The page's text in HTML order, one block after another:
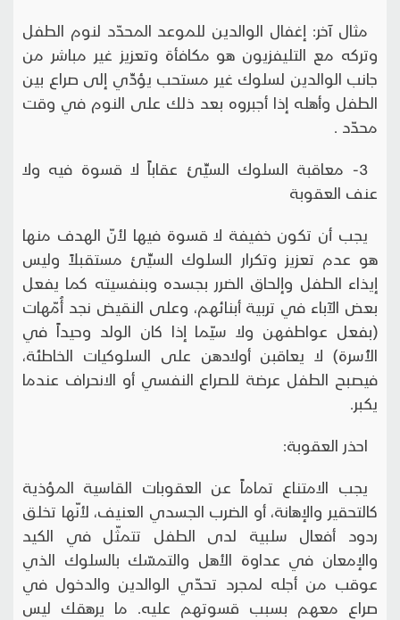
مثال آخر: إغفال الوالدين للموعد المحدّد لنوم الطفل
وتركه مع التليفزيون هو مكافأة وتعزيز غير مباشر من
جانب الوالدين لسلوك غير مستحب يؤدِّي إلى صراع بين
الطفل وأهله إذا أجبروه بعد ذلك على النوم في وقت
محدّد .
3- معاقبة السلوك السيِّئ عقاباً لا قسوة فيه ولا
عنف العقوبة
يجب أن تكون خفيفة لا قسوة فيها لأنّ الهدف منها
هو عدم تعزيز وتكرار السلوك السيِّئ مستقبلاً وليس
إيذاء الطفل وإلحاق الضرر بجسده وبنفسيته كما يفعل
بعض الآباء في تربية أبنائهم، وعلى النقيض نجد أُمّهات
(بفعل عواطفهن ولا سيّما إذا كان الولد وحيداً في
الأُسرة) لا يعاقبن أولادهن على السلوكيات الخاطئة،
فيصبح الطفل عرضة للصراع النفسي أو الانحراف عندما
يكبر.
احذر العقوبة:
يجب الامتناع تماماً عن العقوبات القاسية المؤذية
كالتحقير والإهانة، أو الضرب الجسدي العنيف، لأنّها تخلق
ردود أفعال سلبية لدى الطفل تتمثّل في الكيد
والإمعان في عداوة الأهل والتمسّك بالسلوك الذي
عوقب من أجله لمجرد تحدّي الوالدين والدخول في
صراع معهم بسبب قسوتهم عليه. ما يرهقك ليس